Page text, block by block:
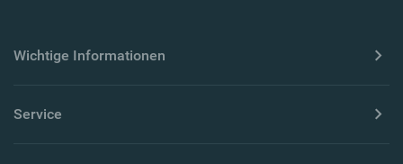
Wichtige Informationen
Service